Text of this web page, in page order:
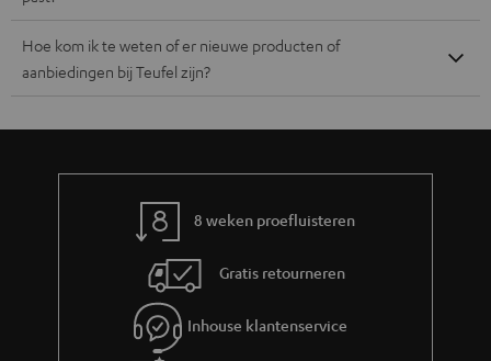
Hoe kom ik te weten of er nieuwe producten of
aanbiedingen bij Teufel zijn?
8 weken proefluisteren
Gratis retourneren
Inhouse klantenservice